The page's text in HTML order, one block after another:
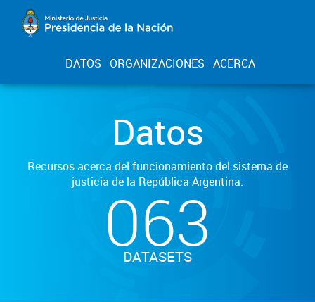
DATOS ORGANIZACIONES ACERCA
Datos
Recursos acerca del funcionamiento del sistema de
justicia de la República Argentina.
063
DATASETS